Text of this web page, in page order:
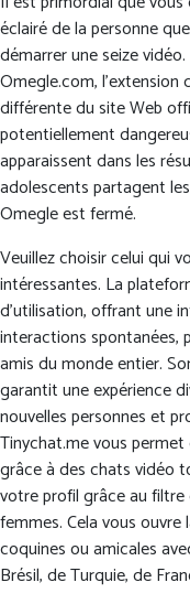
éclairé de la personne
démarrer une seize
Omegle.com,
différente du site Web
potentiellement
apparaissent dans les
adolescents partagent
Omegle est fermé.
Veuillez choisir celui qui
intéressantes. La
d’utilisation, offrant une
interactions spontanées,
amis du monde entier.
garantit une expérience
nouvelles personnes et
Tinychat.me vous
grâce à des chats vidéo
votre profil grâce au
femmes. Cela vous
coquines ou amicales
Brésil, de Turquie, de